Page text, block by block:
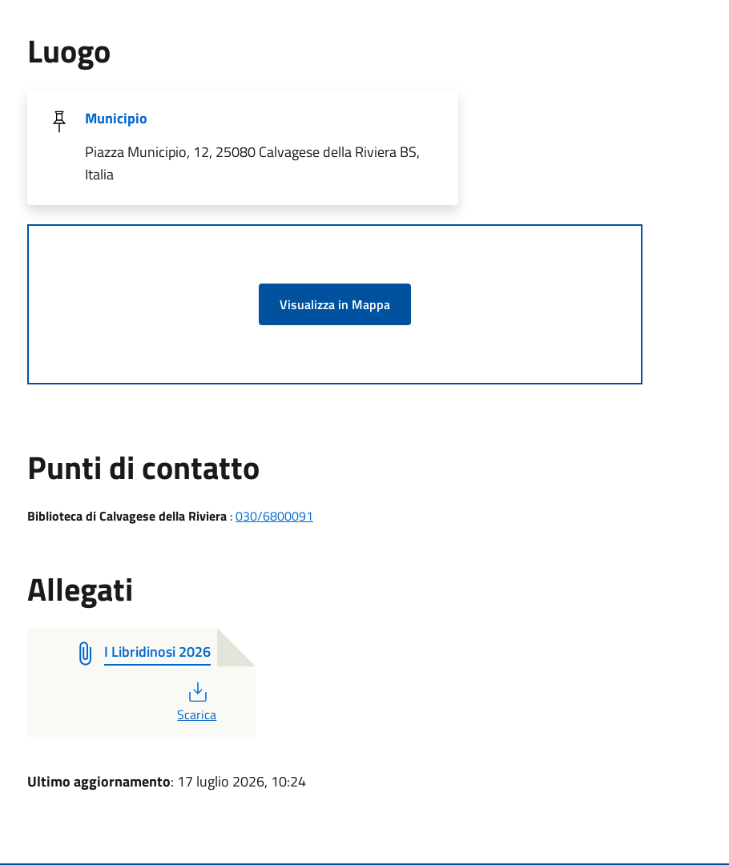
Luogo
Municipio
Piazza Municipio, 12, 25080 Calvagese della Riviera BS,
Italia
Visualizza in Mappa
Punti di contatto
Biblioteca di Calvagese della Riviera:030/6800091
Allegati
I Libridinosi 2026
Scarica
Ultimo aggiornamento: 17 luglio 2026, 10:24